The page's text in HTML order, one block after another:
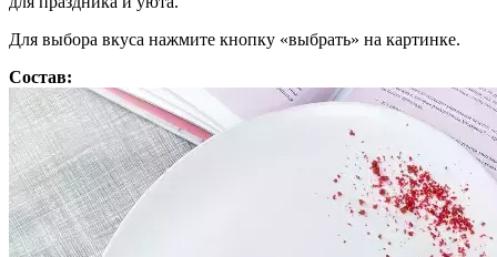
Для выбора вкуса нажмите кнопку «выбрать» на картинке.
Состав: